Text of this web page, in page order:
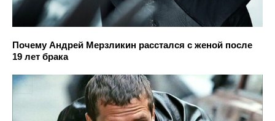
Почему Андрей Мерзликин расстался с женой после
19 лет брака